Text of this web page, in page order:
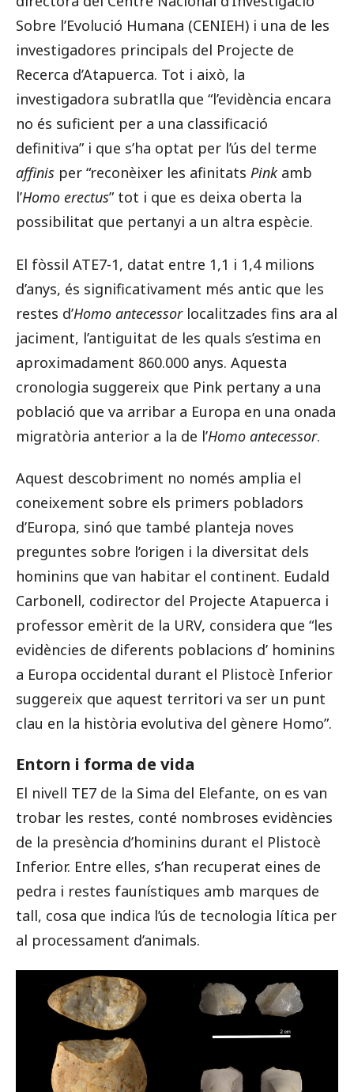
Sobre l’Evolució Humana (CENIEH) i una de les
investigadores principals del Projecte de
Recerca d’Atapuerca. Tot i això, la
investigadora subratlla que “l’evidència encara
no és suficient per a una classificació
definitiva” i que s’ha optat per l’ús del terme
affinis per “reconèixer les afinitats Pinkamb
l’Homo erectus” tot i que es deixa oberta la
possibilitat que pertanyi a un altra espècie.
El fòssil ATE7-1, datat entre 1,1 i 1,4 milions
d’anys, és significativament més antic que les
restes d’Homo antecessorlocalitzades fins ara al
jaciment, l’antiguitat de les quals s’estima en
aproximadament 860.000 anys. Aquesta
cronologia suggereix que Pink pertany a una
població que va arribar a Europa en una onada
migratòria anterior a la de l’Homo antecessor.
Aquest descobriment no només amplia el
coneixement sobre els primers pobladors
d’Europa, sinó que també planteja noves
preguntes sobre l’origen i la diversitat dels
hominins que van habitar el continent. Eudald
Carbonell, codirector del Projecte Atapuerca i
professor emèrit de la URV, considera que “les
evidències de diferents poblacions d’ hominins
a Europa occidental durant el Plistocè Inferior
suggereix que aquest territori va ser un punt
clau en la història evolutiva del gènere Homo”.
Entorn i forma de vida
El nivell TE7 de la Sima del Elefante, on es van
trobar les restes, conté nombroses evidències
de la presència d’hominins durant el Plistocè
Inferior. Entre elles, s’han recuperat eines de
pedra i restes faunístiques amb marques de
tall, cosa que indica l’ús de tecnologia lítica per
al processament d’animals.